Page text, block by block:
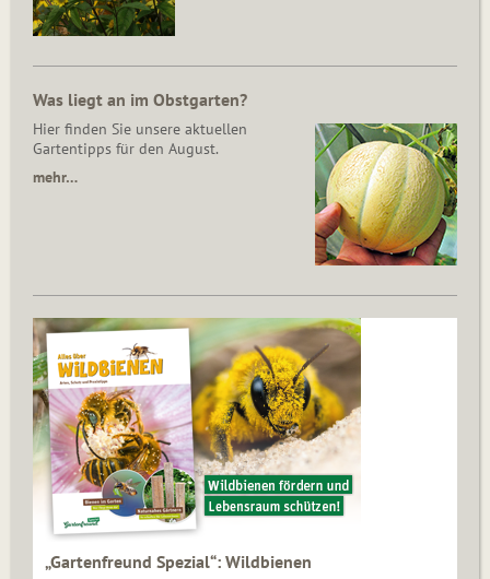
Was liegt an im Obstgarten?
Hier finden Sie unsere aktuellen
Gartentipps für den August.
mehr…
„Gartenfreund Spezial“: Wildbienen